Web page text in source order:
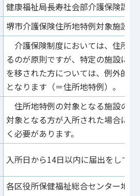
健康福祉局長寿社会部介護保険課
堺市介護保険住所地特例対象施設
介護保険制度においては、住所
るのが原則ですが、特定の施設に
を移された方については、例外的
となります（＝住所地特例）。
住所地特例の対象となる施設の
対象となる方が入所された場合に
く必要があります。
入所日から14日以内に届出をして
各区役所保健福祉総合センター地